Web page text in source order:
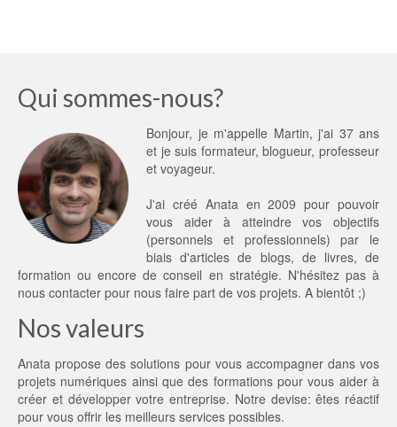
Qui sommes-nous?
Bonjour, je m'appelle Martin, j'ai 37 ans
et je suis formateur, blogueur, professeur
et voyageur.
J'ai créé Anata en 2009 pour pouvoir
vous aider à atteindre vos objectifs
(personnels et professionnels) par le
biais d'articles de blogs, de livres, de
formation ou encore de conseil en stratégie. N'hésitez pas à
nous contacter pour nous faire part de vos projets. A bientôt ;)
Nos valeurs
Anata propose des solutions pour vous accompagner dans vos
projets numériques ainsi que des formations pour vous aider à
créer et développer votre entreprise. Notre devise: êtes réactif
pour vous offrir les meilleurs services possibles.